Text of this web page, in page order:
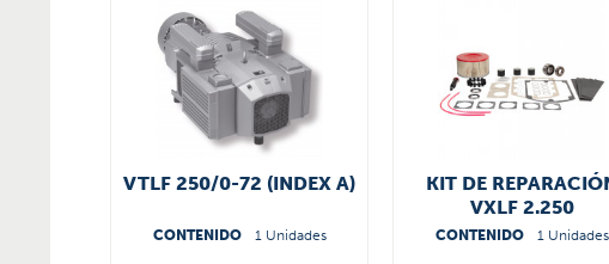
VTLF 250/0-72 (INDEX A)
CONTENIDO 1 Unidades
KIT DE
VXLF 2.250
56630022500
CONTENIDO 1 Unidades